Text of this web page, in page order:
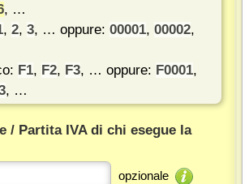
, …
,2,3, … oppure:00001,00002,
F1, F2, F3, … oppure: F0001,
, …
/ Partita IVA di chi esegue la
opzionale